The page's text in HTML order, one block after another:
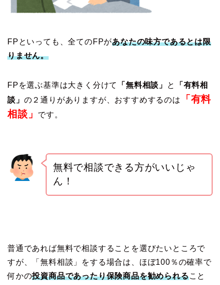
FPといっても、全てのFPがあなたの味方であるとは限
りません。
FPを選ぶ基準は大きく分けて 「無料相談」 と
「有料相
談」 の２通りがありますが、おすすめするのは
「有料
相談」
です。
無料で相談できる方がいいじゃ
ん！
普通であれば無料で相談することを選びたいところで
すが、「無料相談」をする場合は、ほぼ100％の確率で
何かの投資商品であったり保険商品を勧められること